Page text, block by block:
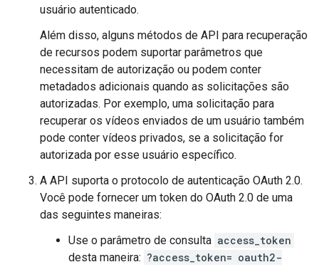
usuário autenticado.
Além disso, alguns métodos de API para recuperação
de recursos podem suportar parâmetros que
necessitam de autorização ou podem conter
metadados adicionais quando as solicitações são
autorizadas. Por exemplo, uma solicitação para
recuperar os vídeos enviados de um usuário também
pode conter vídeos privados, se a solicitação for
autorizada por esse usuário específico.
A API suporta o protocolo de autenticação OAuth 2.0.
Você pode fornecer um token do OAuth 2.0 de uma
das seguintes maneiras:
Use o parâmetro de consulta access_token
desta maneira: ?access_token= oauth2-